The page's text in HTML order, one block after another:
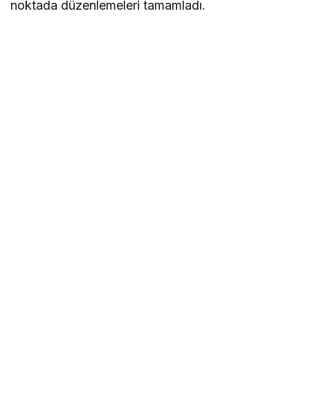
noktada düzenlemeleri tamamladı.